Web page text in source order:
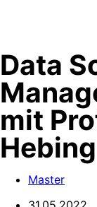
Data
mit
Hebing
Master